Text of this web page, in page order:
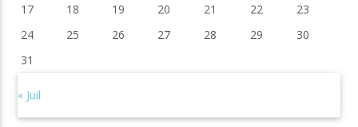
17
18 19 20 21 22
23
24
25 26 27 28 29
30
31
« Juil